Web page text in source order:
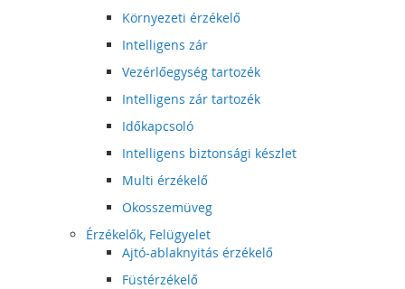
Környezeti érzékelő
Intelligens zár
Vezérlőegység tartozék
Intelligens zár tartozék
Időkapcsoló
Intelligens biztonsági készlet
Multi érzékelő
Okosszemüveg
Érzékelők, Felügyelet
Ajtó-ablaknyitás érzékelő
Füstérzékelő